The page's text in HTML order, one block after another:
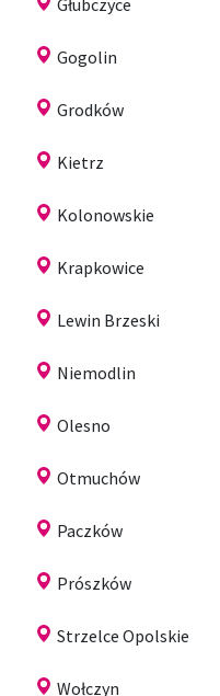
Gogolin
Grodków
Kietrz
Kolonowskie
Krapkowice
Lewin Brzeski
Niemodlin
Olesno
Otmuchów
Paczków
Prószków
Strzelce Opolskie
Wołczyn